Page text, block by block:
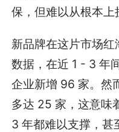
保，但难以从根本上
新品牌在这片市场
数据，在近 1 - 3 年
企业新增 96 家。然
多达 25 家，这意味
3 年都难以支撑，甚